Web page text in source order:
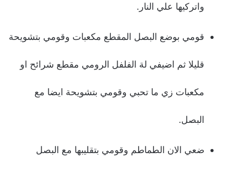
واتركيها علي النار.
قومي بوضع البصل المقطع مكعبات وقومي بتشويحة
قليلا ثم اضيفي لة الفلفل الرومي مقطع شرائح او
مكعبات زي ما تحبي وقومي بتشويحة ايضا مع
البصل.
ضعي الان الطماطم وقومي بتقليبها مع البصل